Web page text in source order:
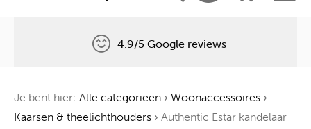
Één boom voor elke bestelling
4.9/5 Google reviews
Je bent hier: Alle categorieën › Woonaccessoires ›
Kaarsen & theelichthouders › Authentic Estar kandelaar